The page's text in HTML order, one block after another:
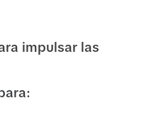
impulsar las